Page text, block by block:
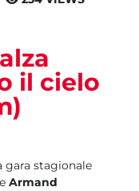
il cielo
gara stagionale
Armand